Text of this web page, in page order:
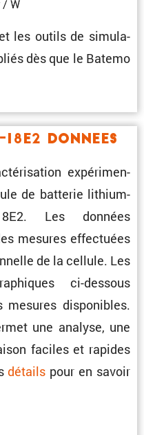
les outils de simula­
dès que le Batemo
Donnees
expéri­men­
de batterie lithium-
Les données
mesures effec­tuées
de la cellule. Les
ci-dessous
dispo­nibles.
une analyse, une
faciles et rapides
détails pour en savoir